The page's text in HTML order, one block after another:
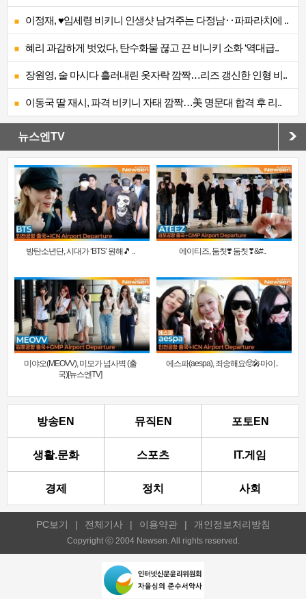
이정재, ♥임세령 비키니 인생샷 남겨주는 다정남‥파파라치에 ..
혜리 과감하게 벗었다, 탄수화물 끊고 끈 비니키 소화 ‘역대급..
장원영, 술 마시다 흘러내린 옷자락 깜짝…리즈 갱신한 인형 비..
이동국 딸 재시, 파격 비키니 자태 깜짝…美 명문대 합격 후 리..
뉴스엔TV
방탄소년단, 시대가 ‘BTS’ 원해🎵 .. 에이티즈, 둠칫❣️ 둠칫❣&#..
미야오(MEOVV), 미모가 넘사벽 (출
국)[뉴스엔TV]
에스파(aespa), 죄송해요🥺🎤마이..
방송EN 뮤직EN 포토EN
생활.문화 스포츠 IT.게임
경제 정치 사회
PC보기 | 전체기사 | 이용약관 | 개인정보처리방침
Copyright ⓒ 2004 Newsen. All rights reserved.